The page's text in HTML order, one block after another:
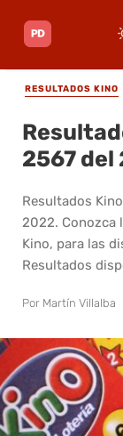
RESULTADOS KINO
2567 del
Resultados
2022. Conozca
Kino, para las
Resultados
Por Martín Villalba